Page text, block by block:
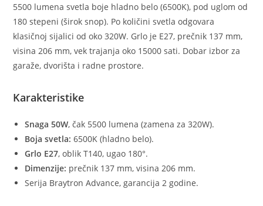
5500 lumena svetla boje hladno belo (6500K), pod uglom od
180 stepeni (širok snop). Po količini svetla odgovara
klasičnoj sijalici od oko 320W. Grlo je E27, prečnik 137 mm,
visina 206 mm, vek trajanja oko 15000 sati. Dobar izbor za
garaže, dvorišta i radne prostore.
Karakteristike
Snaga 50W, čak 5500 lumena (zamena za 320W).
Boja svetla: 6500K (hladno belo).
Grlo E27, oblik T140, ugao 180°.
Dimenzije: prečnik 137 mm, visina 206 mm.
Serija Braytron Advance, garancija 2 godine.